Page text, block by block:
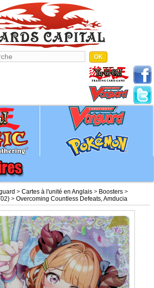
> Cartes à l'unité en Anglais > Boosters >
> Overcoming Countless Defeats, Amducia